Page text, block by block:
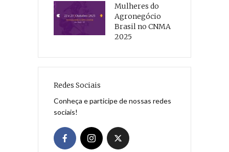
Mulheres do
Agronegócio
Brasil no CNMA
2025
Redes Sociais
Conheça e participe de nossas redes
sociais!